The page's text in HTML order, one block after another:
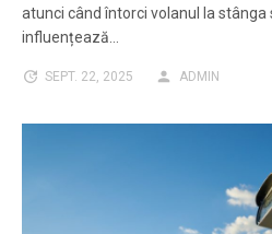
atunci când întorci volanul la stânga
influențează…
SEPT. 22, 2025 ADMIN